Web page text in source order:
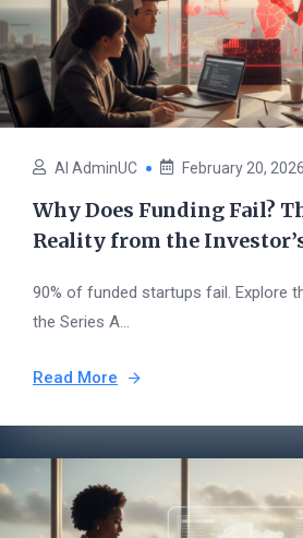
AI AdminUC February 20, 2026
Why Does Funding Fail?
Reality from the
90% of funded startups fail. Explore
the Series A...
Read More